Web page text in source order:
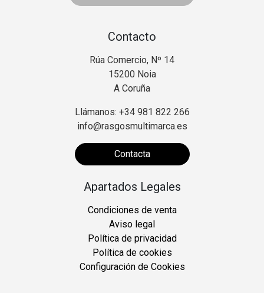
Contacto
Rúa Comercio, Nº 14
15200 Noia
A Coruña
Llámanos: +34 981 822 266
info@rasgosmultimarca.es
Contacta
Apartados Legales
Condiciones de venta
Aviso legal
Política de privacidad
Política de cookies
Configuración de Cookies